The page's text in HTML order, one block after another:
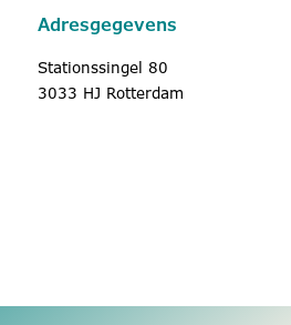
Adresgegevens
Stationssingel 80
3033 HJ Rotterdam